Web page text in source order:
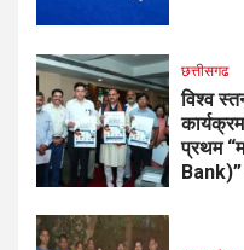
छत्तीसगढ
विश्व
प्रथम
Bank)”